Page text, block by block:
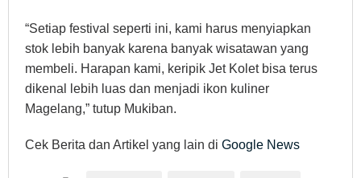
“Setiap festival seperti ini, kami harus menyiapkan
stok lebih banyak karena banyak wisatawan yang
membeli. Harapan kami, keripik Jet Kolet bisa terus
dikenal lebih luas dan menjadi ikon kuliner
Magelang,” tutup Mukiban.
Cek Berita dan Artikel yang lain di Google News